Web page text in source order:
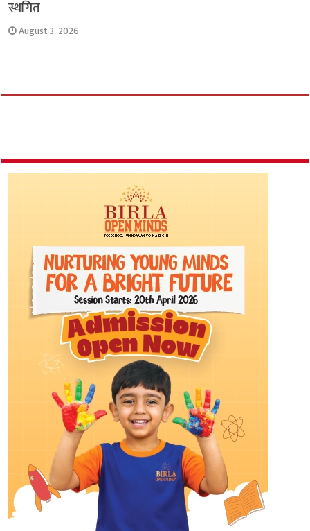
स्थगित
August 3, 2026